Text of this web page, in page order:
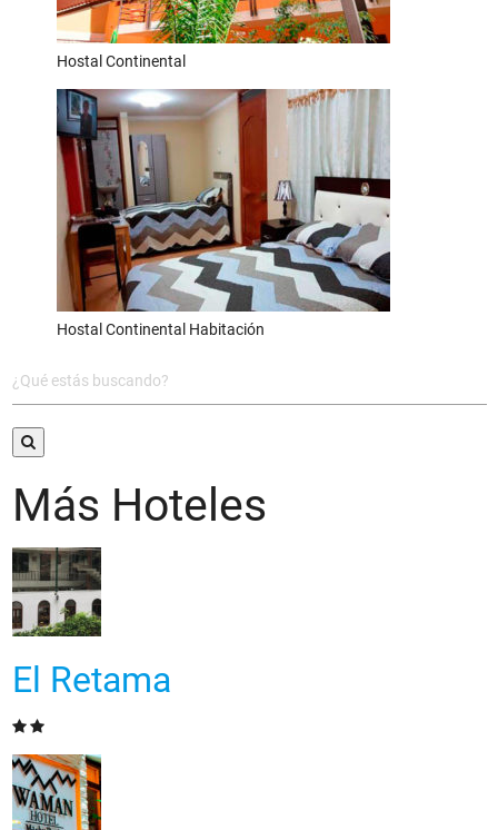
Hostal Continental
Hostal Continental Habitación
Más Hoteles
El Retama